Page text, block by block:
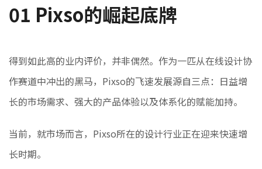
01 Pixso的崛起底牌
得到如此高的业内评价，并非偶然。作为一匹从在线设计协
作赛道中冲出的黑马，Pixso的飞速发展源自三点：日益增
长的市场需求、强大的产品体验以及体系化的赋能加持。
当前，就市场而言，Pixso所在的设计行业正在迎来快速增
长时期。